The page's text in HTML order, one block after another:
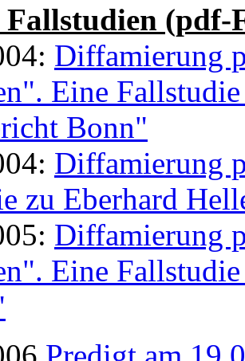
Fallstudien (pdf-
Diffamierung
Eine
Bonn"
Diffamierung
zu Eberhard
Diffamierung
Eine